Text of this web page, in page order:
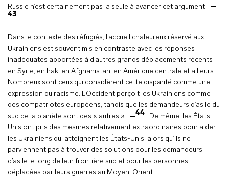
Russie n’est certainement pas la seule à avancer cet argument
43 .
Dans le contexte des réfugiés, l’accueil chaleureux réservé aux
Ukrainiens est souvent mis en contraste avec les réponses
inadéquates apportées à d’autres grands déplacements récents
en Syrie, en Irak, en Afghanistan, en Amérique centrale et ailleurs.
Nombreux sont ceux qui considèrent cette disparité comme une
expression du racisme. L’Occident perçoit les Ukrainiens comme
des compatriotes européens, tandis que les demandeurs d’asile du
sud de la planète sont des « autres »
44 . De même, les États-
Unis ont pris des mesures relativement extraordinaires pour aider
les Ukrainiens qui atteignent les États-Unis, alors qu’ils ne
parviennent pas à trouver des solutions pour les demandeurs
d’asile le long de leur frontière sud et pour les personnes
déplacées par leurs guerres au Moyen-Orient.